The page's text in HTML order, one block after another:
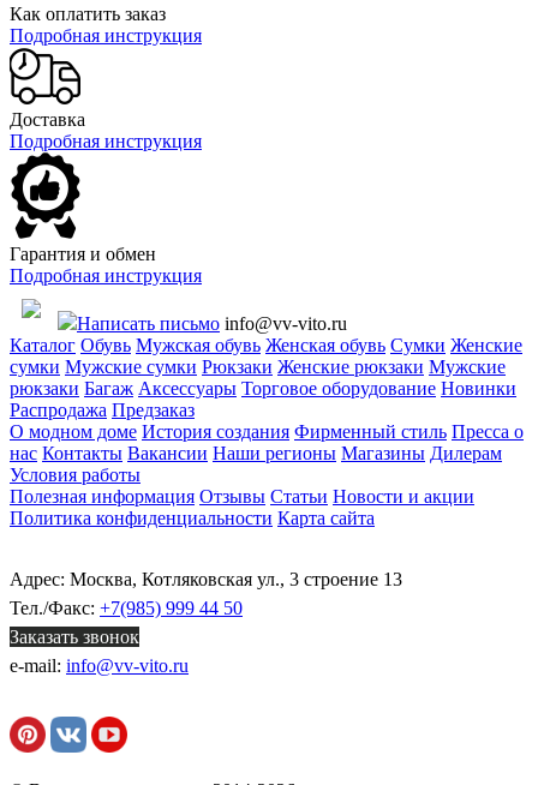
Как оплатить заказ
Подробная инструкция
Доставка
Подробная инструкция
Гарантия и обмен
Подробная инструкция
Написать письмо info@vv-vito.ru
Каталог Обувь Мужская обувь Женская обувь Сумки Женские
сумки Мужские сумки Рюкзаки Женские рюкзаки Мужские
рюкзаки Багаж Аксессуары Торговое оборудование Новинки
Распродажа Предзаказ
О модном доме История создания Фирменный стиль Пресса о
нас Контакты Вакансии Наши регионы Магазины Дилерам
Условия работы
Полезная информация Отзывы Статьи Новости и акции
Политика конфиденциальности Карта сайта
Адрес: Москва, Котляковская ул., 3 строение 13
Тел./Факс: +7(985) 999 44 50
Заказать звонок
e-mail: info@vv-vito.ru